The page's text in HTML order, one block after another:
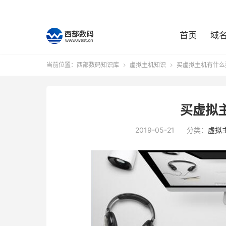
首页 域
当前位置： 西部数码知识库  虚拟主机知识  买虚拟主机有什
买虚拟
2019-05-21 分类： 虚拟